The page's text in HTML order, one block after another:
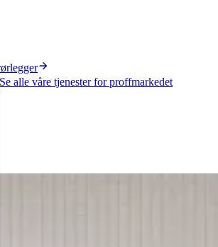
Se alle våre tjenester for proffmarkedet